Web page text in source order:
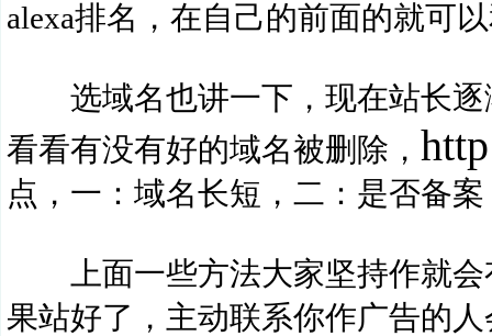
alexa排名，在自己的前面的就可
选域名也讲一下，现在站长逐
看看有没有好的域名被删除，
点，一：域名长短，二：是否备
上面一些方法大家坚持作就会
果站好了，主动联系你作广告的